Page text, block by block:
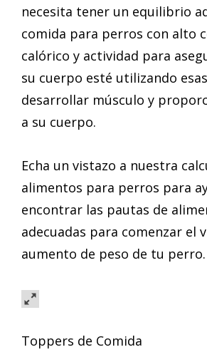
necesita tener un equilibrio
comida para perros con alto
calórico y actividad para
su cuerpo esté utilizando
desarrollar músculo y
a su cuerpo.
Echa un vistazo a nuestra
alimentos para perros para
encontrar las pautas de
adecuadas para comenzar el
aumento de peso de tu perro.
Toppers de Comida